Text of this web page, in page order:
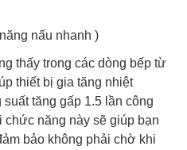
nấu nhanh )
thấy trong các dòng bếp từ
thiết bị gia tăng nhiệt
tăng gấp 1.5 lần công
năng này sẽ giúp bạn
bảo không phải chờ khi